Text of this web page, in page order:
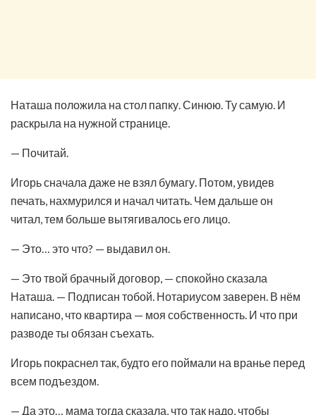
Наташа положила на стол папку. Синюю. Ту самую. И
раскрыла на нужной странице.
— Почитай.
Игорь сначала даже не взял бумагу. Потом, увидев
печать, нахмурился и начал читать. Чем дальше он
читал, тем больше вытягивалось его лицо.
— Это… это что? — выдавил он.
— Это твой брачный договор, — спокойно сказала
Наташа. — Подписан тобой. Нотариусом заверен. В нём
написано, что квартира — моя собственность. И что при
разводе ты обязан съехать.
Игорь покраснел так, будто его поймали на вранье перед
всем подъездом.
— Да это… мама тогда сказала, что так надо, чтобы